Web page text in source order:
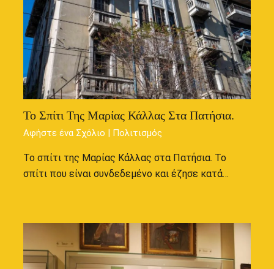
Το Σπίτι Της Μαρίας Κάλλας Στα Πατήσια.
Αφήστε ένα Σχόλιο Πολιτισμός
Το σπίτι της Μαρίας Κάλλας στα Πατήσια. Το
σπίτι που είναι συνδεδεμένο και έζησε κατά…